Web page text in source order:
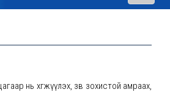
нь хөгжүүлэх, зөв зохистой амраах,